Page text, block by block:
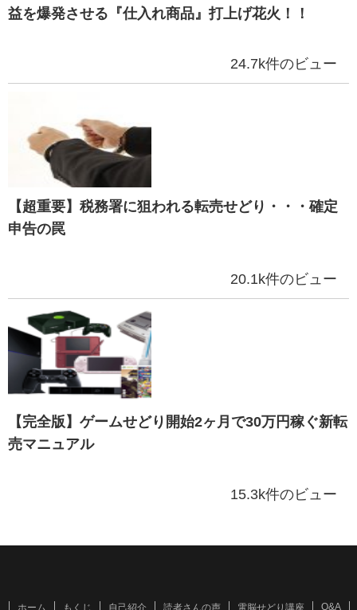
益を爆発させる『仕入れ商品』打上げ花火！！
24.7k件のビュー
【超重要】税務署に狙われる転売せどり・・・確定
申告の罠
20.1k件のビュー
【完全版】ゲームせどり開始2ヶ月で30万円稼ぐ新転
売マニュアル
15.3k件のビュー
ホーム もくじ 自己紹介 読者さんの声 電脳せどり講座 Q&A